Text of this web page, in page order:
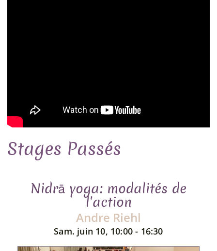
Stages Passés
Nidrā yoga: modalités de
l'action
Andre Riehl
Sam. juin 10, 10:00 - 16:30